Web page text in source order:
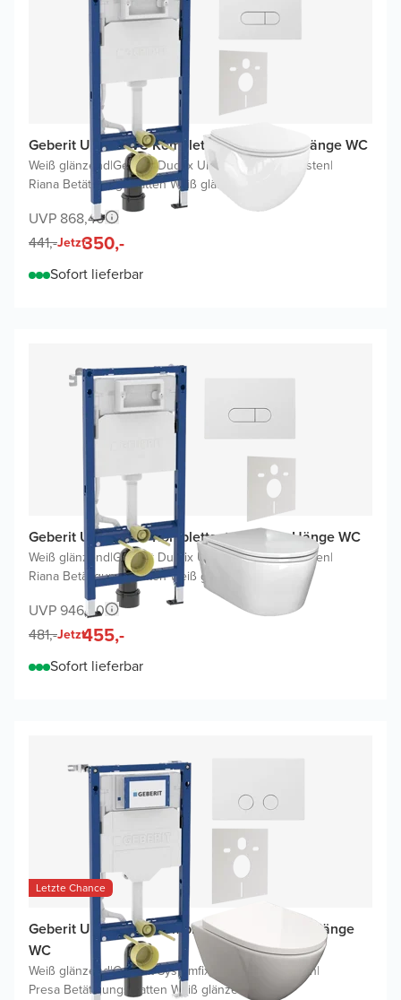
Geberit UP100 WC Komplettset mit Waldo Hänge WC
Weiß glänzend|Geberit Duofix UP100 Delta Spülkasten|
Riana Betätigungsplatten Weiß glänzend
UVP 868,40
441,-Jetzt350,-
Sofort lieferbar
Geberit UP100 WC Komplettset mit Zeno Hänge WC
Weiß glänzend|Geberit Duofix UP100 Delta Spülkasten|
Riana Betätigungsplatten Weiß glänzend
UVP 946,40
481,-Jetzt455,-
Sofort lieferbar
Letzte Chance
Geberit UP320 WC Komplettset mit Moreno Hänge
WC
Weiß glänzend|Geberit Systemfix UP320 Spülkasten|
Presa Betätigungsplatten Weiß glänzend